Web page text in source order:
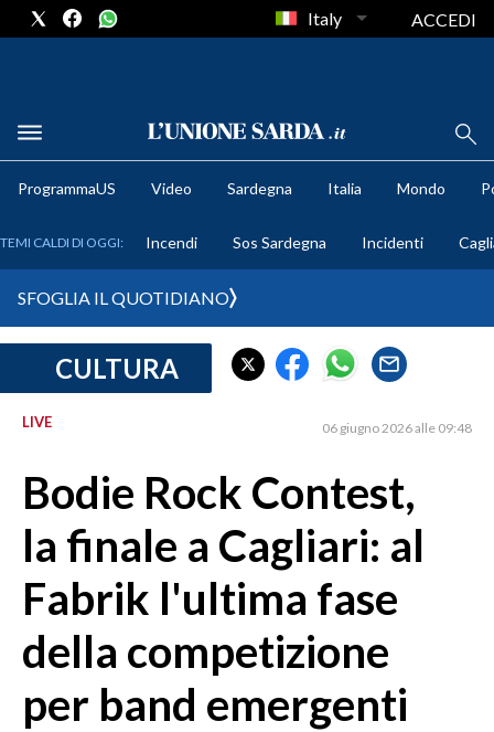
METEO
CRONACA SARDEGNA
MEDIO CAMPIDANO
ORISTANO E PROVINCIA
GALLURA
NUORO E PROVINCIA
OGLIASTRA
AGENDA
Italy ACCEDI
ProgrammaUS Video Sardegna Italia Mondo
TEMI CALDI DI OGGI: Incendi Sos Sardegna Incidenti
SFOGLIA IL QUOTIDIANO
CULTURA
LIVE 06 giugno 2026 alle 09:48
Bodie Rock Contest,
la finale a Cagliari: al
Fabrik l'ultima fase
della competizione
per band emergenti